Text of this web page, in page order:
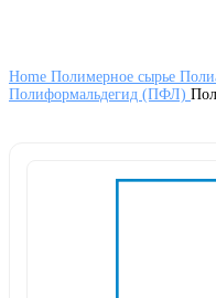
Home Полимерное сырье
Полиформальдегид (ПФЛ)